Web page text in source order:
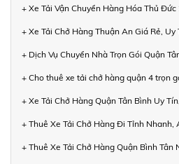
+ Xe Tải Vận Chuyển Hàng Hóa Thủ
+ Xe Tải Chở Hàng Thuận An Giá Rẻ, Uy
+ Dịch Vụ Chuyển Nhà Trọn Gói Quận
+ Cho thuê xe tải chở hàng quận 4 trọn
+ Xe Tải Chở Hàng Quận Tân Bình Uy
+ Thuê Xe Tải Chở Hàng Đi Tỉnh Nhanh,
+ Thuê Xe Tải Chở Hàng Quận Bình Tân